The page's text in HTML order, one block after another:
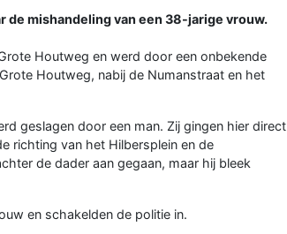
de mishandeling van een 38-jarige vrouw.
Houtweg en werd door een onbekende
Houtweg, nabij de Numanstraat en het
geslagen door een man. Zij gingen hier direct
richting van het Hilbersplein en de
de dader aan gegaan, maar hij bleek
en schakelden de politie in.